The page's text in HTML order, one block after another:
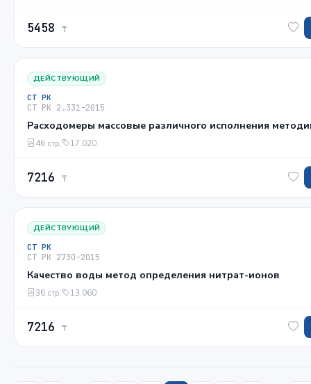
5458 ₸
ДЕЙСТВУЮЩИЙ
СТ РК
СТ РК 2.331-2015
Расходомеры массовые различного исполнения
46 стр. 17.020
7216 ₸
ДЕЙСТВУЮЩИЙ
СТ РК
СТ РК 2730-2015
Качество воды метод определения нитрат-ионов
36 стр. 13.060
7216 ₸